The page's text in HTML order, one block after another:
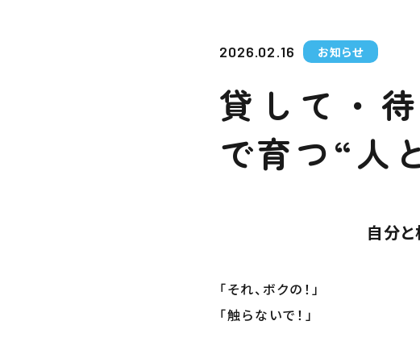
2026.02.16 お知らせ
貸して・
で育つ“人
自分
「それ、ボクの！」
「触らないで！」